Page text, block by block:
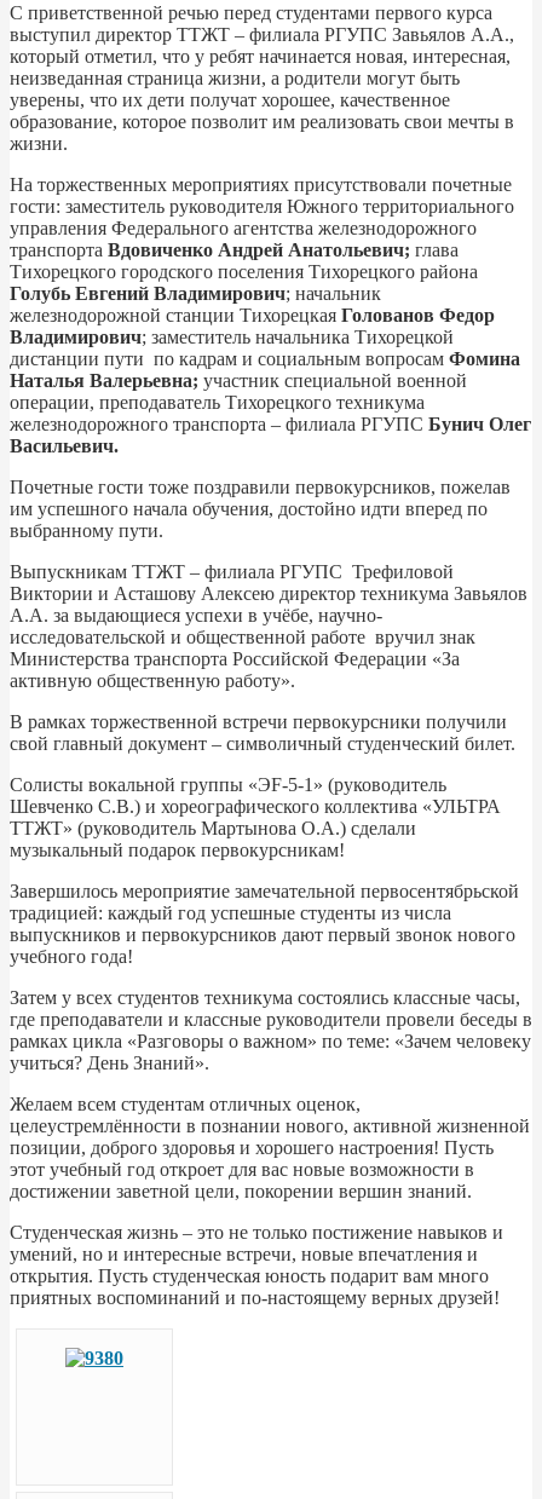
С приветственной речью перед студентами первого курса
выступил директор ТТЖТ – филиала РГУПС Завьялов А.А.,
который отметил, что у ребят начинается новая, интересная,
неизведанная страница жизни, а родители могут быть
уверены, что их дети получат хорошее, качественное
образование, которое позволит им реализовать свои мечты в
жизни.
На торжественных мероприятиях присутствовали почетные
гости: заместитель руководителя Южного территориального
управления Федерального агентства железнодорожного
транспорта Вдовиченко Андрей Анатольевич; глава
Тихорецкого городского поселения Тихорецкого района
Голубь Евгений Владимирович; начальник
железнодорожной станции Тихорецкая Голованов Федор
Владимирович; заместитель начальника Тихорецкой
дистанции пути по кадрам и социальным вопросам Фомина
Наталья Валерьевна; участник специальной военной
операции, преподаватель Тихорецкого техникума
железнодорожного транспорта – филиала РГУПС Бунич Олег
Васильевич.
Почетные гости тоже поздравили первокурсников, пожелав
им успешного начала обучения, достойно идти вперед по
выбранному пути.
Выпускникам ТТЖТ – филиала РГУПС Трефиловой
Виктории и Асташову Алексею директор техникума Завьялов
А.А. за выдающиеся успехи в учёбе, научно-
исследовательской и общественной работе вручил знак
Министерства транспорта Российской Федерации «За
активную общественную работу».
В рамках торжественной встречи первокурсники получили
свой главный документ – символичный студенческий билет.
Солисты вокальной группы «ЭF-5-1» (руководитель
Шевченко С.В.) и хореографического коллектива «УЛЬТРА
ТТЖТ» (руководитель Мартынова О.А.) сделали
музыкальный подарок первокурсникам!
Завершилось мероприятие замечательной первосентябрьской
традицией: каждый год успешные студенты из числа
выпускников и первокурсников дают первый звонок нового
учебного года!
Затем у всех студентов техникума состоялись классные часы,
где преподаватели и классные руководители провели беседы в
рамках цикла «Разговоры о важном» по теме: «Зачем человеку
учиться? День Знаний».
Желаем всем студентам отличных оценок,
целеустремлённости в познании нового, активной жизненной
позиции, доброго здоровья и хорошего настроения! Пусть
этот учебный год откроет для вас новые возможности в
достижении заветной цели, покорении вершин знаний.
Студенческая жизнь – это не только постижение навыков и
умений, но и интересные встречи, новые впечатления и
открытия. Пусть студенческая юность подарит вам много
приятных воспоминаний и по-настоящему верных друзей!